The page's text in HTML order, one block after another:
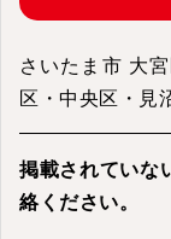
さいたま市 大
区・中央区・見
掲載されていな
絡ください。